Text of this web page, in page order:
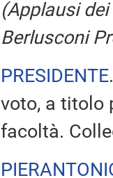
(Applausi
Berlusconi
PRESIDENTE
voto, a titolo
facoltà.